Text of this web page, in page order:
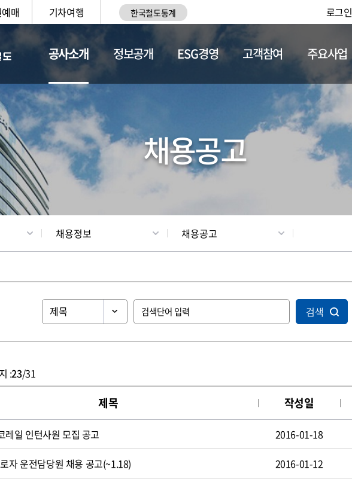
매 기차여행 한국철도통계 로그인
공사소개
일반현황 채용정보
정보공개 ESG경영 고객참여 주요사업
채용공고
채용정보 채용공고
검색
:23/31
제목 작성일
레일 인턴사원 모집 공고 2016-01-18
자 운전담당원 채용 공고(~1.18) 2016-01-12